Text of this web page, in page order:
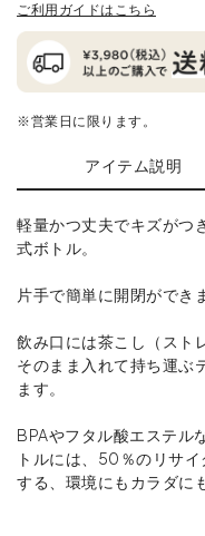
ご利用ガイドはこちら
※営業日に限ります。
アイテム説明
軽量かつ丈夫でキズがつ
式ボトル。
片手で簡単に開閉ができ
飲み口には茶こし（スト
そのまま入れて持ち運ぶ
ます。
BPAやフタル酸エステル
トルには、50％のリサ
する、環境にもカラダに